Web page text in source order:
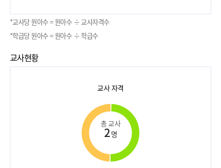
*교사당 원아수 = 원아수 ÷ 교사자격수
*학급당 원아수 = 원아수 ÷ 학급수
교사현황
교사 자격
총 교사
2명